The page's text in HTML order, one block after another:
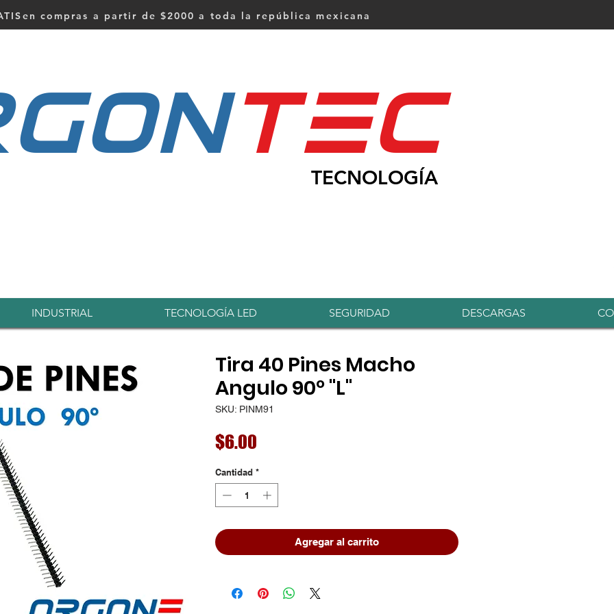
compras a partir de $2000 a toda la república mexicana
tEc
TECNOLOGÍA
Iniciar sesión
INDUSTRIAL TECNOLOGÍA LED SEGURIDAD DESCARGAS
Tira 40 Pines Macho
Angulo 90º "L"
SKU: PINM91
$6.00
Cantidad *
Agregar al carrito